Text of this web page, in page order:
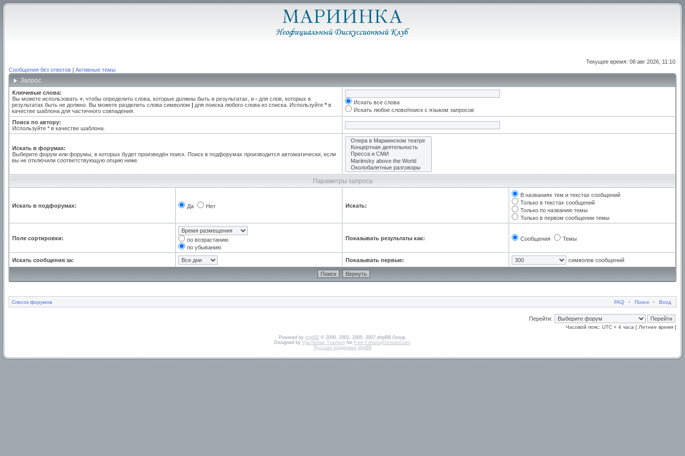
Текущее время: 08 авг 2026, 11:10
Сообщения без ответов | Активные темы
Запрос
Ключевые слова:
Вы можете использовать + , чтобы определить слова, которые должны быть в результатах, и - для слов, которых в
результатах быть не должно. Вы можете разделить слова символом | для поиска любого слова из списка. Используйте * в
качестве шаблона для частичного совпадения.
Искать все слова
Искать любое слово/поиск с языком запросов
Поиск по автору:
Используйте * в качестве шаблона.
Искать в форумах:
Выберите форум или форумы, в которых будет произведён поиск. Поиск в подфорумах производится автоматически, если
вы не отключили соответствующую опцию ниже.
Параметры запроса
Искать в подфорумах: Да Нет Искать:
В названиях тем и текстах сообщений
Только в текстах сообщений
Только по названию темы
Только в первом сообщении темы
Поле сортировки:
по возрастанию
по убыванию
Показывать результаты как: Сообщения Темы
Искать сообщения за: Показывать первые: символов сообщений
Список форумов FAQ • Поиск • Вход
Перейти:
Часовой пояс: UTC + 4 часа [ Летнее время ]
Powered by phpBB© 2000, 2002, 2005, 2007 phpBB Group.
Designed by Vjacheslav Trushkinfor Free Forums/DivisionCore.
Русская поддержка phpBB